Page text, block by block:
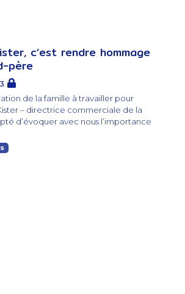
c’est rendre hommage
père
de la famille à travailler pour
– directrice commerciale de la
d’évoquer avec nous l’importance